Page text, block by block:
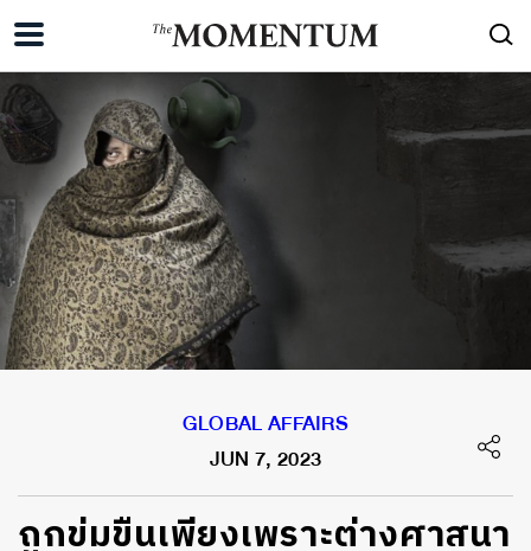
GLOBAL AFFAIRS
JUN 7, 2023
ถูกข่มขืนเพียงเพราะต่างศาสนา